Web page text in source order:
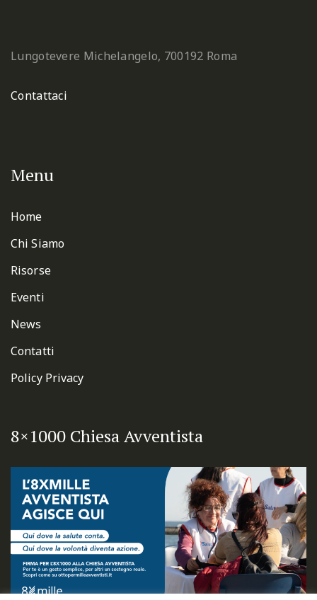
Lungotevere Michelangelo, 700192 Roma
Contattaci
Menu
Home
Chi Siamo
Risorse
Eventi
News
Contatti
Policy Privacy
8×1000 Chiesa Avventista